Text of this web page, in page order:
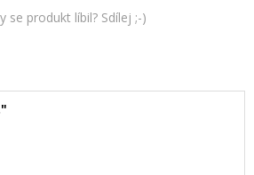
se produkt líbil? Sdílej ;-)